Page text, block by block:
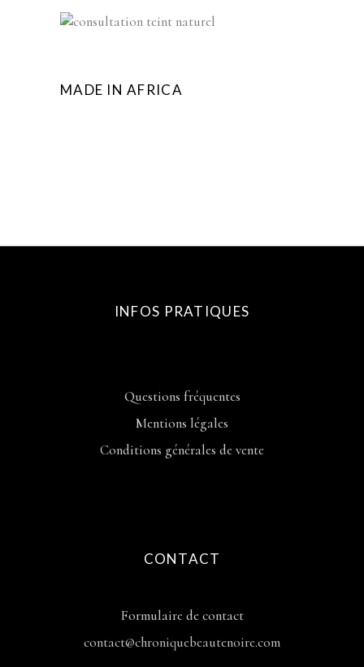
MADE IN AFRICA
INFOS PRATIQUES
Questions fréquentes
Mentions légales
Conditions générales de vente
CONTACT
Formulaire de contact
contact@chroniquebeautenoire.com